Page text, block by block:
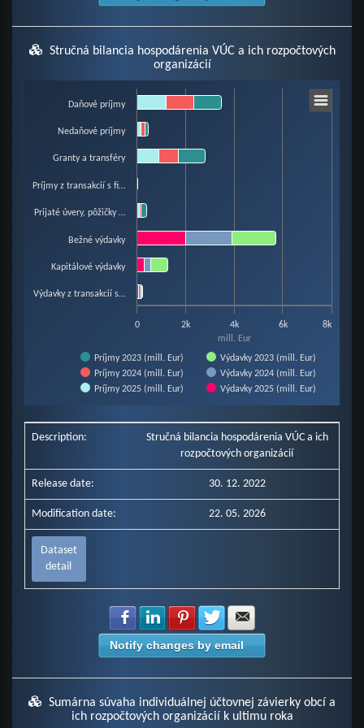
Stručná bilancia hospodárenia VÚC a ich rozpočtových
organizácií
Bar chart with 6 data series.
View as data table, Chart
The chart has 1 X axis displaying categories.
mill. Eur
Príjmy 2023 (mill. Eur)
Výdavky 2023 (mill. Eur)
Príjmy 2024 (mill. Eur)
Výdavky 2024 (mill. Eur)
Príjmy 2025 (mill. Eur)
Výdavky 2025 (mill. Eur)
Daňové príjmy
Nedaňové príjmy
Granty a transféry
Príjmy z transakcií s fi…
Prijaté úvery, pôžičky …
Bežné výdavky
Kapitálové výdavky
Výdavky z transakcií s…
0 2k 4k 6k 8k
Description:
Stručná bilancia hospodárenia VÚC a ich
rozpočtových organizácií
Release date: 30. 12. 2022
Modification date: 22. 05. 2026
Dataset
detail
Share with Facebook
Share with LinkedIn
Share with Pinterest
Share with Twitter
Notify changes by email
Sumárna súvaha individuálnej účtovnej závierky obcí a
ich rozpočtových organizácií k ultimu roka